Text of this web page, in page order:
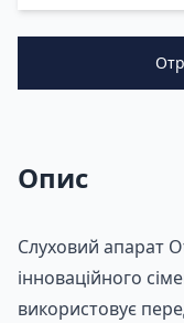
Опис
Слуховий апарат
інноваційного
використовує